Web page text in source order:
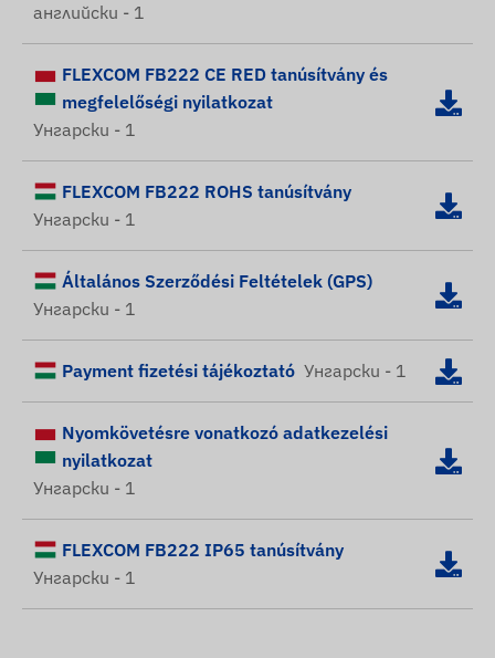
английски - 1
FLEXCOM FB222 CE RED tanúsítvány és
megfelelőségi nyilatkozat
Унгарски - 1
FLEXCOM FB222 ROHS tanúsítvány
Унгарски - 1
Általános Szerződési Feltételek (GPS)
Унгарски - 1
Payment fizetési tájékoztató Унгарски - 1
Nyomkövetésre vonatkozó adatkezelési
nyilatkozat
Унгарски - 1
FLEXCOM FB222 IP65 tanúsítvány
Унгарски - 1